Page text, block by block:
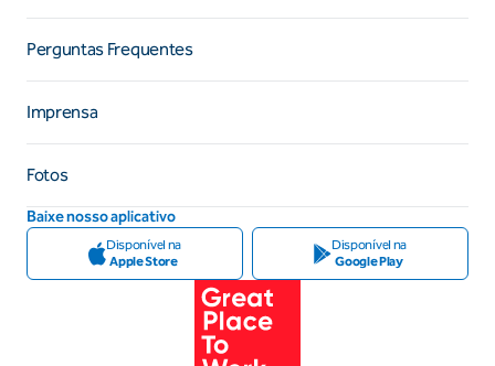
Perguntas Frequentes
Imprensa
Fotos
Baixe nosso aplicativo
Disponível na
Apple Store
Disponível na
Google Play